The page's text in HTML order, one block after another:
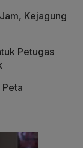
Kejagung
Petugas